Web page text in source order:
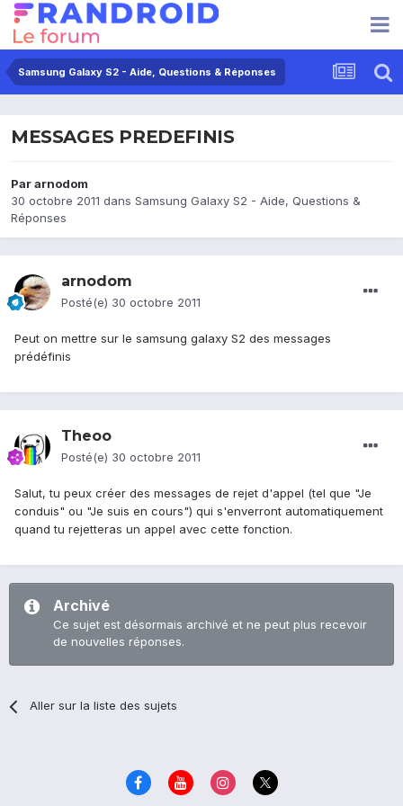
Samsung Galaxy S2 - Aide, Questions & Réponses
MESSAGES PREDEFINIS
Pararnodom
30 octobre 2011 dans Samsung Galaxy S2 - Aide, Questions &
Réponses
arnodom
Posté(e) 30 octobre 2011
Peut on mettre sur le samsung galaxy S2 des messages
prédéfinis
Theoo
Posté(e) 30 octobre 2011
Salut, tu peux créer des messages de rejet d'appel (tel que "Je
conduis" ou "Je suis en cours") qui s'enverront automatiquement
quand tu rejetteras un appel avec cette fonction.
Archivé
Ce sujet est désormais archivé et ne peut plus recevoir
de nouvelles réponses.
Aller sur la liste des sujets